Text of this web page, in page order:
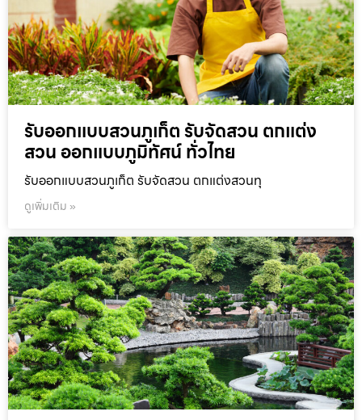
รับออกแบบสวนภูเก็ต รับจัดสวน ตกแต่ง
สวน ออกแบบภูมิทัศน์ ทั่วไทย
รับออกแบบสวนภูเก็ต รับจัดสวน ตกแต่งสวนทุ
ดูเพิ่มเติม »